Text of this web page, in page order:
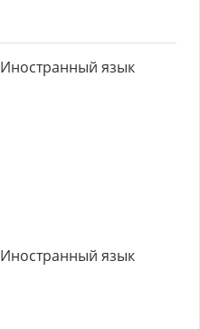
Иностранный язык
Иностранный язык